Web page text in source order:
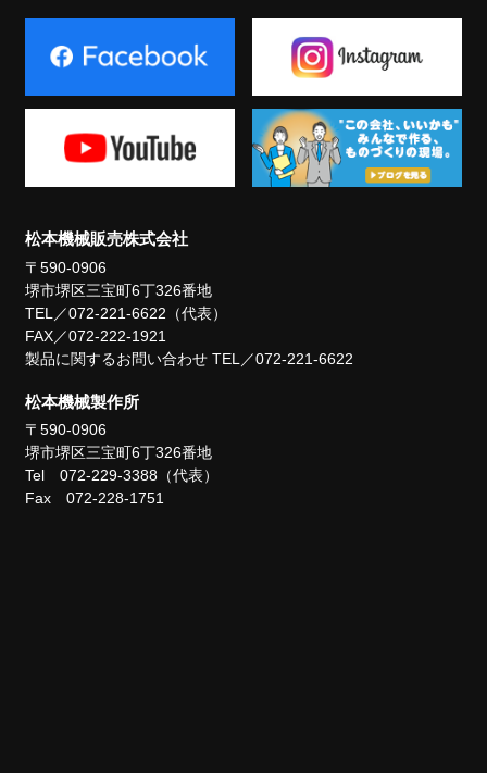
松本機械販売株式会社
〒590-0906
堺市堺区三宝町6丁326番地
TEL／072-221-6622（代表）
FAX／072-222-1921
製品に関するお問い合わせ TEL／072-221-6622
松本機械製作所
〒590-0906
堺市堺区三宝町6丁326番地
Tel 072-229-3388（代表）
Fax 072-228-1751